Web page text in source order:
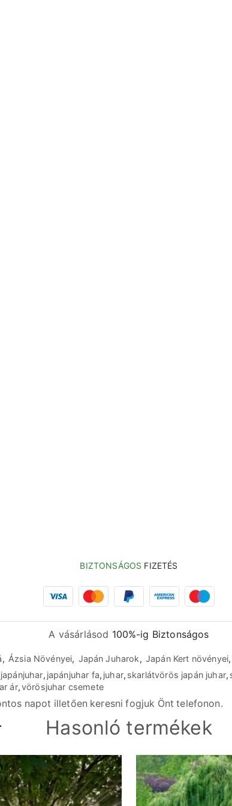
BIZTONSÁGOS FIZETÉS
A vásárlásod 100%-ig Biztonságos
, Ázsia Növényei, Japán Juharok, Japán Kert növényei,
japánjuhar, japánjuhar fa, juhar, skarlátvörös japán juhar,
ár,vörösjuhar csemete
napot illetően keresni fogjuk Önt telefonon.
Hasonló termékek